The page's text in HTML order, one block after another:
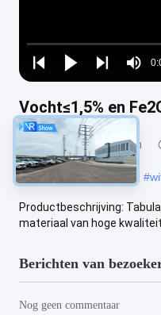
Play
Play
Play
Mute
Loaded:
0%
Vocht≤1,5% en
Alumina in tabelvorm
#Alumina in tabelvorm #
Productbeschrijving:
materiaal van hoge
Berichten van
Nog geen commentaar